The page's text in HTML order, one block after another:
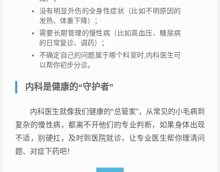
没有明显外伤的全身性症状（比如不明原因的
发热、体重下降）；
需要长期管理的慢性病（比如高血压、糖尿病
的日常复诊、调药）；
不确定自己的问题属于哪个科室时,内科医生可
以帮你初步分诊。
内科是健康的“守护者”
内科医生就像我们健康的“总管家”，从常见的小毛病到
复杂的慢性病，都离不开他们的专业判断，如果身体出现
不适，别硬扛，及时到医院就诊，让专业医生帮你理清问
题、对症下药吧！